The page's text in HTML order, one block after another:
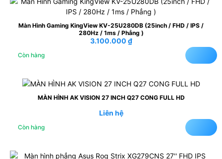
Màn Hình Gaming KingView KV-25U280DB (25inch / FHD / IPS /
280Hz / 1ms / Phẳng )
3.100.000 ₫
Còn hàng
MÀN HÌNH AK VISION 27 INCH Q27 CONG FULL HD
Liên hệ
Còn hàng